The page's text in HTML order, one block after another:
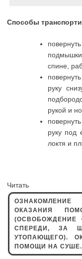
Способы
спине,
руку
рукой и
руку под
локтя и
Читать
ОКАЗАНИЯ
(ОСВОБОЖДЕНИЕ
СПЕРЕДИ, ЗА
УТОПАЮЩЕГО).
ПОМОЩИ НА СУШЕ.